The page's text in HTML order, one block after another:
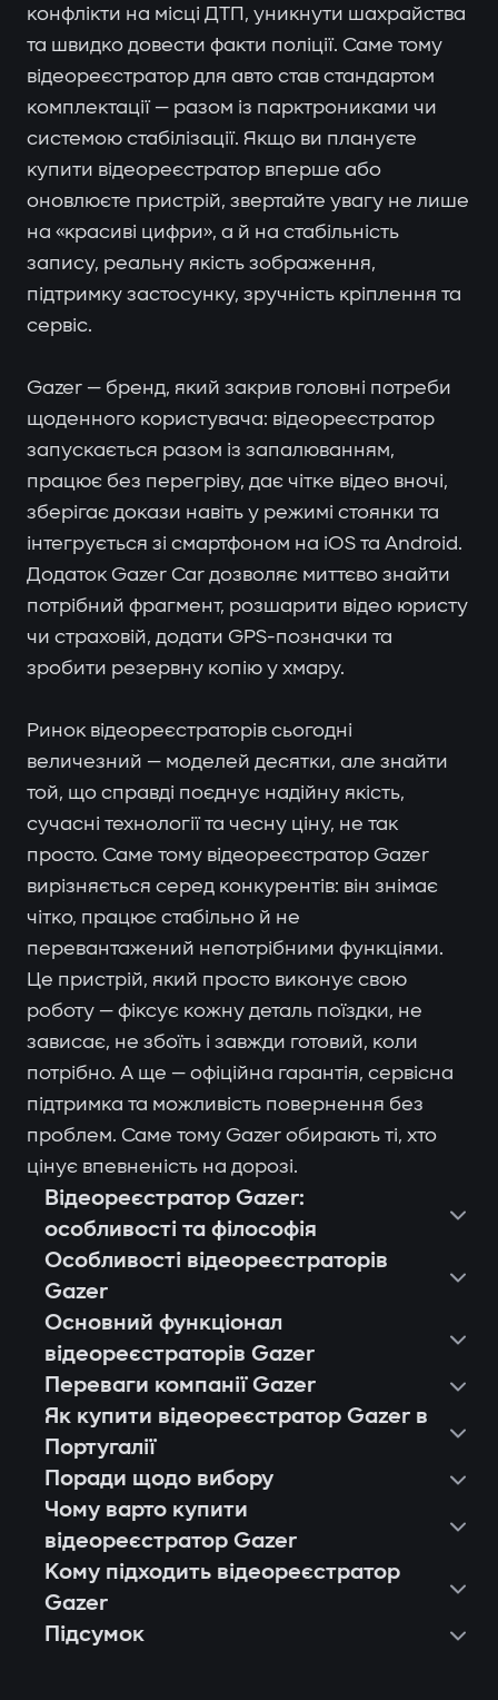
конфлікти на місці ДТП, уникнути шахрайства
та швидко довести факти поліції. Саме тому
відеореєстратор для авто став стандартом
комплектації — разом із парктрониками чи
системою стабілізації. Якщо ви плануєте
купити відеореєстратор вперше або
оновлюєте пристрій, звертайте увагу не лише
на «красиві цифри», а й на стабільність
запису, реальну якість зображення,
підтримку застосунку, зручність кріплення та
сервіс.
Gazer — бренд, який закрив головні потреби
щоденного користувача: відеореєстратор
запускається разом із запалюванням,
працює без перегріву, дає чітке відео вночі,
зберігає докази навіть у режимі стоянки та
інтегрується зі смартфоном на iOS та Android.
Додаток Gazer Car дозволяє миттєво знайти
потрібний фрагмент, розшарити відео юристу
чи страховій, додати GPS-позначки та
зробити резервну копію у хмару.
Ринок відеореєстраторів сьогодні
величезний — моделей десятки, але знайти
той, що справді поєднує надійну якість,
сучасні технології та чесну ціну, не так
просто. Саме тому відеореєстратор Gazer
вирізняється серед конкурентів: він знімає
чітко, працює стабільно й не
перевантажений непотрібними функціями.
Це пристрій, який просто виконує свою
роботу — фіксує кожну деталь поїздки, не
зависає, не збоїть і завжди готовий, коли
потрібно. А ще — офіційна гарантія, сервісна
підтримка та можливість повернення без
проблем. Саме тому Gazer обирають ті, хто
цінує впевненість на дорозі.
Відеореєстратор Gazer:
особливості та філософія
Особливості відеореєстраторів
Gazer
Основний функціонал
відеореєстраторів Gazer
Переваги компанії Gazer
Як купити відеореєстратор Gazer в
Португалії
Поради щодо вибору
Чому варто купити
відеореєстратор Gazer
Європейська якість і стабільність.
Кожен відеореєстратор Gazer
проходить тестування на тисячі годин
Кому підходить відеореєстратор
Gazer
Власникам легкових авто, які хочуть
Підсумок